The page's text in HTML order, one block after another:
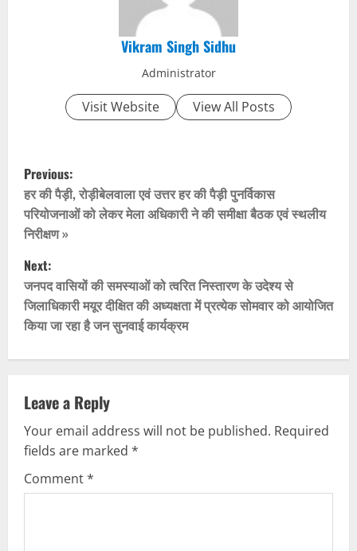
Vikram Singh Sidhu
Administrator
Visit Website View All Posts
P
o
s
t
n
a
v
i
g
a
t
Previous:
हर की पैड़ी, रोड़ीबेलवाला एवं उत्तर हर की पैड़ी पुनर्विकास
परियोजनाओं को लेकर मेला अधिकारी ने की समीक्षा बैठक एवं स्थलीय
निरीक्षण »
Next:
जनपद वासियों की समस्याओं को त्वरित निस्तारण के उदेश्य से
जिलाधिकारी मयूर दीक्षित की अध्यक्षता में प्रत्येक सोमवार को आयोजित
किया जा रहा है जन सुनवाई कार्यक्रम
Leave a Reply
Your email address will not be published. Required
fields are marked *
Comment*